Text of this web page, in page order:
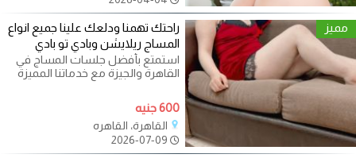
مميز
راحتك تهمنا ودلعك علينا جميع انواع
المساج ريلايشن وبادي تو بادي
استمتع بأفضل جلسات المساج في
القاهرة والجيزة مع خدماتنا المميزة
600 جنيه
القاهرة، القاهره